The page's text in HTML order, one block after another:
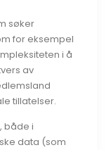
søker
for eksempel
i å
av
tillatelser.
både i
data (som